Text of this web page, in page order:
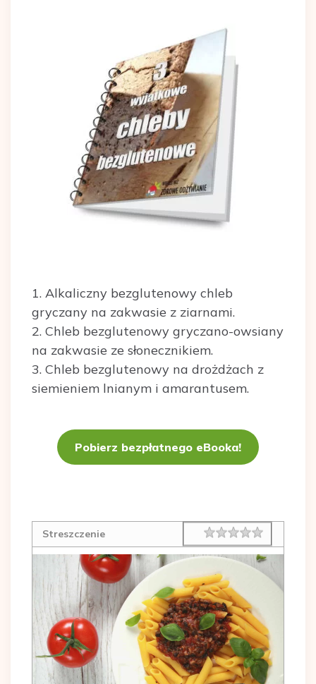
1. Alkaliczny bezglutenowy chleb
gryczany na zakwasie z ziarnami.
2. Chleb bezglutenowy gryczano-owsiany
na zakwasie ze słonecznikiem.
3. Chleb bezglutenowy na drożdżach z
siemieniem lnianym i amarantusem.
Pobierz bezpłatnego eBooka!
Streszczenie Rating 1 star
2 stars
3 stars
4 stars
5 stars